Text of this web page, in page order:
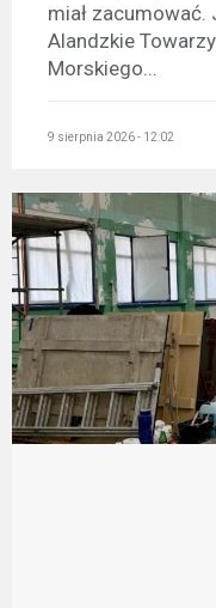
miał
Alandzkie
Morskiego...
9 sierpnia 2026 - 12:02